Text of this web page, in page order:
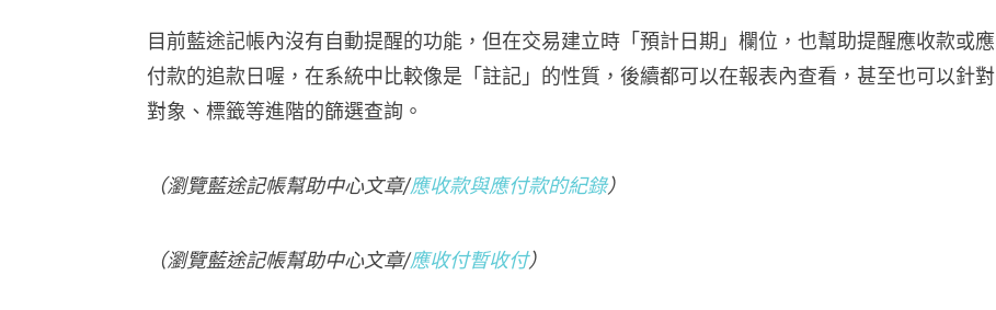
目前藍途記帳內沒有自動提醒的功能，但在交易建立時「預計日期」欄位，也幫助提醒應收款或應
付款的追款日喔，在系統中比較像是「註記」的性質，後續都可以在報表內查看，甚至也可以針對
對象、標籤等進階的篩選查詢。
（瀏覽藍途記帳幫助中心文章/應收款與應付款的紀錄）
（瀏覽藍途記帳幫助中心文章/應收付暫收付）